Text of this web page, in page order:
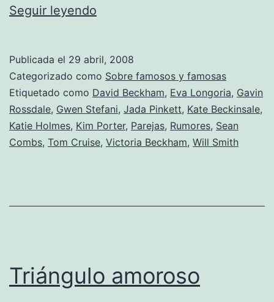
Seguir leyendo
fue
la
vencida
Publicada el 29 abril, 2008
Categorizado como Sobre famosos y famosas
Etiquetado como David Beckham, Eva Longoria, Gavin
Rossdale, Gwen Stefani, Jada Pinkett, Kate Beckinsale,
Katie Holmes, Kim Porter, Parejas, Rumores, Sean
Combs, Tom Cruise, Victoria Beckham, Will Smith
Triángulo amoroso